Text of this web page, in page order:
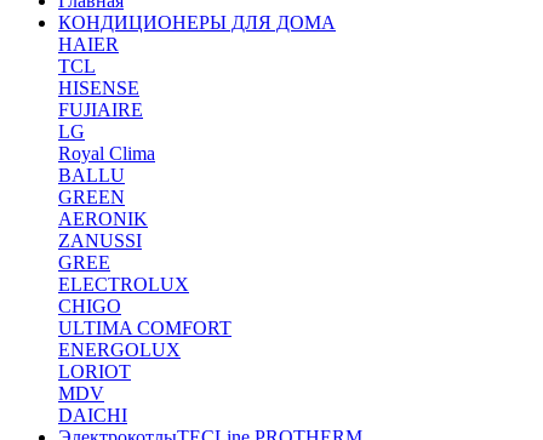
КОНДИЦИОНЕРЫ ДЛЯ ДОМА
HAIER
TCL
HISENSE
FUJIAIRE
LG
Royal Clima
BALLU
GREEN
AERONIK
ZANUSSI
GREE
ELECTROLUX
CHIGO
ULTIMA COMFORT
ENERGOLUX
LORIOT
MDV
DAICHI